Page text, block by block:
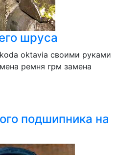
шруса
oktavia своими руками
ремня грм замена
подшипника на